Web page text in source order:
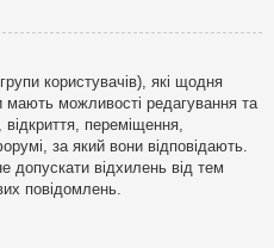
користувачів), які щодня
можливості редагування та
переміщення,
за який вони відповідають.
допускати відхилень від тем
повідомлень.